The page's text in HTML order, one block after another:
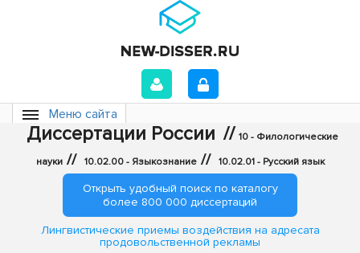
Меню сайта
Диссертации России // 10 - Филологические
науки // 10.02.00 - Языкознание // 10.02.01 - Русский язык
Открыть удобный поиск по каталогу
более 800 000 диссертаций
Лингвистические приемы воздействия на адресата
продовольственной рекламы